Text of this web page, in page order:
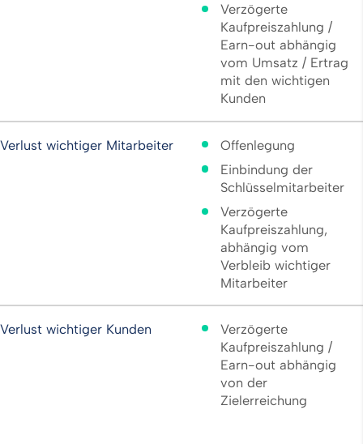
Verzögerte
Kaufpreiszahlung /
Earn-out abhängig
vom Umsatz / Ertrag
mit den wichtigen
Kunden
Verlust wichtiger Mitarbeiter
Offenlegung
Einbindung der
Schlüsselmitarbeiter
Verzögerte
Kaufpreiszahlung,
abhängig vom
Verbleib wichtiger
Mitarbeiter
Verlust wichtiger Kunden
Verzögerte
Kaufpreiszahlung /
Earn-out abhängig
von der
Zielerreichung